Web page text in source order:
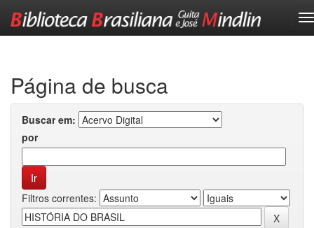
Página de busca
Buscar em:
por
Filtros correntes: